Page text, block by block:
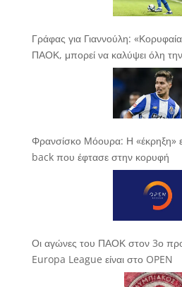
Γράφας για Γιαννούλη:
ΠΑΟΚ, μπορεί να καλύψει όλη
Φρανσίσκο Μόουρα: Η «έκρηξη»
back που έφτασε στην κορυφή
Οι αγώνες του ΠΑΟΚ στον 3ο
Europa League είναι στο OPEN